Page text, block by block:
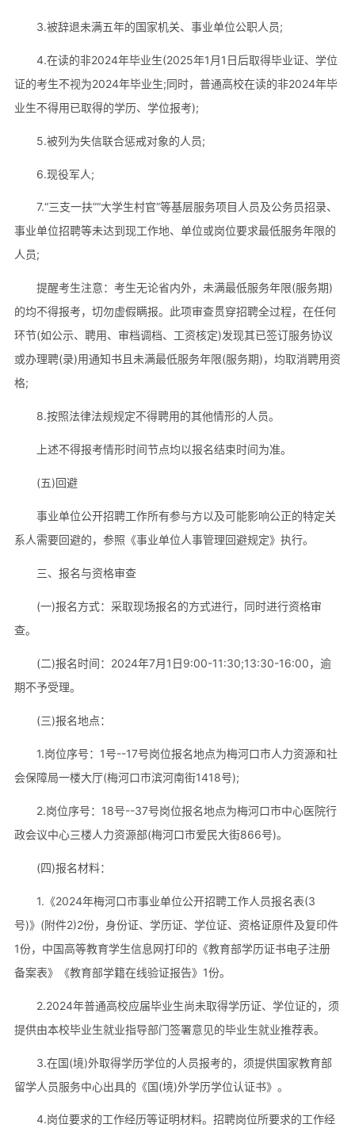
3.被辞退未满五年的国家机关、事业单位公职人员;
4.在读的非2024年毕业生(2025年1月1日后取得毕业证、学位
证的考生不视为2024年毕业生;同时，普通高校在读的非2024年毕
业生不得用已取得的学历、学位报考);
5.被列为失信联合惩戒对象的人员;
6.现役军人;
7.“三支一扶”“大学生村官”等基层服务项目人员及公务员招录、
事业单位招聘等未达到现工作地、单位或岗位要求最低服务年限的
人员;
提醒考生注意：考生无论省内外，未满最低服务年限(服务期)
的均不得报考，切勿虚假瞒报。此项审查贯穿招聘全过程，在任何
环节(如公示、聘用、审档调档、工资核定)发现其已签订服务协议
或办理聘(录)用通知书且未满最低服务年限(服务期)，均取消聘用资
格;
8.按照法律法规规定不得聘用的其他情形的人员。
上述不得报考情形时间节点均以报名结束时间为准。
(五)回避
事业单位公开招聘工作所有参与方以及可能影响公正的特定关
系人需要回避的，参照《事业单位人事管理回避规定》执行。
三、报名与资格审查
(一)报名方式：采取现场报名的方式进行，同时进行资格审
查。
(二)报名时间：2024年7月1日9:00-11:30;13:30-16:00，逾
期不予受理。
(三)报名地点：
1.岗位序号：1号--17号岗位报名地点为梅河口市人力资源和社
会保障局一楼大厅(梅河口市滨河南街1418号);
2.岗位序号：18号--37号岗位报名地点为梅河口市中心医院行
政会议中心三楼人力资源部(梅河口市爱民大街866号)。
(四)报名材料：
1.《2024年梅河口市事业单位公开招聘工作人员报名表(3
号)》(附件2)2份，身份证、学历证、学位证、资格证原件及复印件
1份，中国高等教育学生信息网打印的《教育部学历证书电子注册
备案表》《教育部学籍在线验证报告》1份。
2.2024年普通高校应届毕业生尚未取得学历证、学位证的，须
提供由本校毕业生就业指导部门签署意见的毕业生就业推荐表。
3.在国(境)外取得学历学位的人员报考的，须提供国家教育部
留学人员服务中心出具的《国(境)外学历学位认证书》。
4.岗位要求的工作经历等证明材料。招聘岗位所要求的工作经